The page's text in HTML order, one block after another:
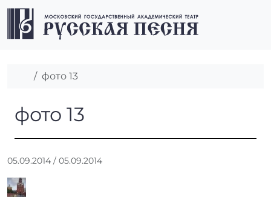
Перейти к содержимому
Перейти к футеру
Главная
фото 13
фото 13
фото 13
05.09.2014 / 05.09.2014